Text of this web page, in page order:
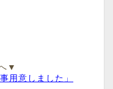
▼
用意しました」